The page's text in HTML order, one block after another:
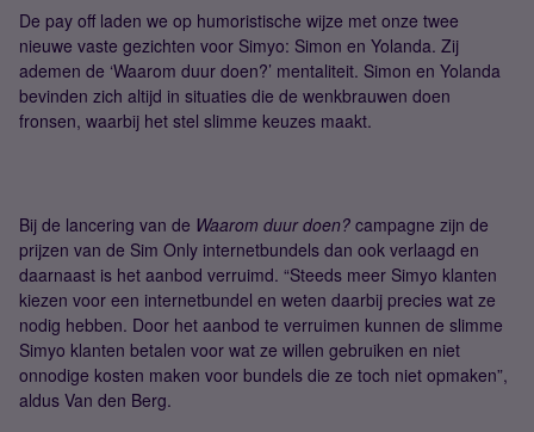
De pay off laden we op humoristische wijze met onze twee
nieuwe vaste gezichten voor Simyo: Simon en Yolanda. Zij
ademen de ‘Waarom duur doen?’ mentaliteit. Simon en Yolanda
bevinden zich altijd in situaties die de wenkbrauwen doen
fronsen, waarbij het stel slimme keuzes maakt.
Bij de lancering van de Waarom duur doen? campagne zijn de
prijzen van de Sim Only internetbundels dan ook verlaagd en
daarnaast is het aanbod verruimd. “Steeds meer Simyo klanten
kiezen voor een internetbundel en weten daarbij precies wat ze
nodig hebben. Door het aanbod te verruimen kunnen de slimme
Simyo klanten betalen voor wat ze willen gebruiken en niet
onnodige kosten maken voor bundels die ze toch niet opmaken”,
aldus Van den Berg.